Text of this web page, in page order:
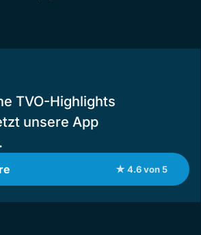
TVO-Highlights
unsere App
★ 4.6 von 5